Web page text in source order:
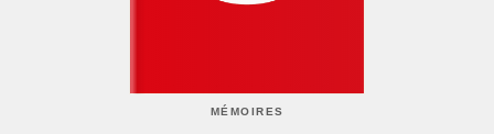
MÉMOIRES